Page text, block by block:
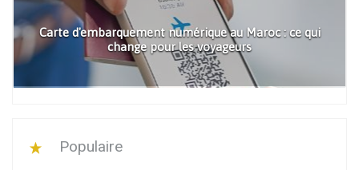
Carte d'embarquement numérique au Maroc : ce qui
change pour les voyageurs
Populaire